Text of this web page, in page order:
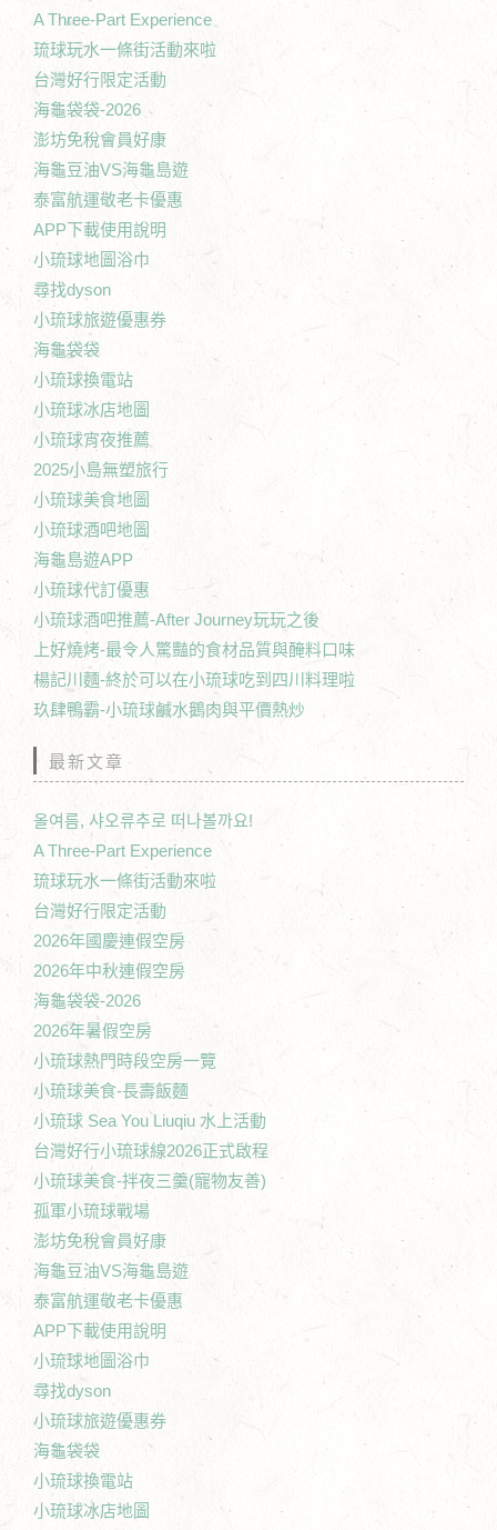
A Three-Part Experience
琉球玩水一條街活動來啦
台灣好行限定活動
海龜袋袋-2026
澎坊免稅會員好康
海龜豆油VS海龜島遊
泰富航運敬老卡優惠
APP下載使用說明
小琉球地圖浴巾
尋找dyson
小琉球旅遊優惠券
海龜袋袋
小琉球換電站
小琉球冰店地圖
小琉球宵夜推薦
2025小島無塑旅行
小琉球美食地圖
小琉球酒吧地圖
海龜島遊APP
小琉球代訂優惠
小琉球酒吧推薦-After Journey玩玩之後
上好燒烤-最令人驚豔的食材品質與醃料口味
楊記川麵-終於可以在小琉球吃到四川料理啦
玖肆鴨霸-小琉球鹹水鵝肉與平價熱炒
最新文章
올여름, 샤오류추로 떠나볼까요!
A Three-Part Experience
琉球玩水一條街活動來啦
台灣好行限定活動
2026年國慶連假空房
2026年中秋連假空房
海龜袋袋-2026
2026年暑假空房
小琉球熱門時段空房一覽
小琉球美食-長壽飯麵
小琉球 Sea You Liuqiu 水上活動
台灣好行小琉球線2026正式啟程
小琉球美食-拌夜三羹(寵物友善)
孤軍小琉球戰場
澎坊免稅會員好康
海龜豆油VS海龜島遊
泰富航運敬老卡優惠
APP下載使用說明
小琉球地圖浴巾
尋找dyson
小琉球旅遊優惠券
海龜袋袋
小琉球換電站
小琉球冰店地圖